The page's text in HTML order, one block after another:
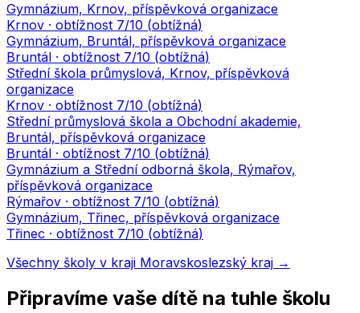
Gymnázium, Krnov, příspěvková organizace
Krnov · obtížnost 7/10 (obtížná)
Gymnázium, Bruntál, příspěvková organizace
Bruntál · obtížnost 7/10 (obtížná)
Střední škola průmyslová, Krnov, příspěvková
organizace
Krnov · obtížnost 7/10 (obtížná)
Střední průmyslová škola a Obchodní akademie,
Bruntál, příspěvková organizace
Bruntál · obtížnost 7/10 (obtížná)
Gymnázium a Střední odborná škola, Rýmařov,
příspěvková organizace
Rýmařov · obtížnost 7/10 (obtížná)
Gymnázium, Třinec, příspěvková organizace
Třinec · obtížnost 7/10 (obtížná)
Všechny školy v kraji Moravskoslezský kraj →
Připravíme vaše dítě na tuhle školu